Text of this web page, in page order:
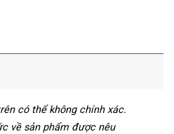
có thể không chính xác.
về sản phẩm được nêu